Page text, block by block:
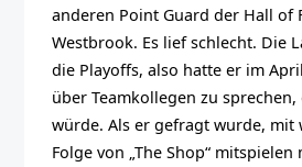
anderen Point Guard der Hall of
Westbrook. Es lief schlecht. Die
die Playoffs, also hatte er im
über Teamkollegen zu
würde. Als er gefragt wurde, mit
Folge von „The Shop“